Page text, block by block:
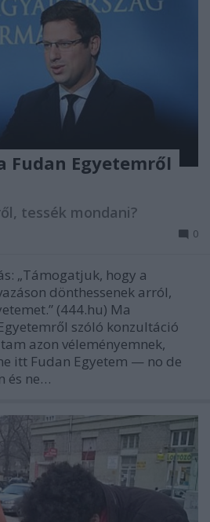
Fudan Egyetemről
tessék mondani?
0
„Támogatjuk, hogy a
dönthessenek arról,
(444.hu) Ma
szóló konzultáció
azon véleményemnek,
itt Fudan Egyetem — no de
és ne…